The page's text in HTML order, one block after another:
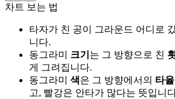
차트 보는 법
타자가 친 공이 그라운드 어디로
니다.
동그라미 크기 는 그 방향으로 친
게 그려집니다.
동그라미 색은 그 방향에서의 타율
고, 빨강은 안타가 많다는 뜻입니